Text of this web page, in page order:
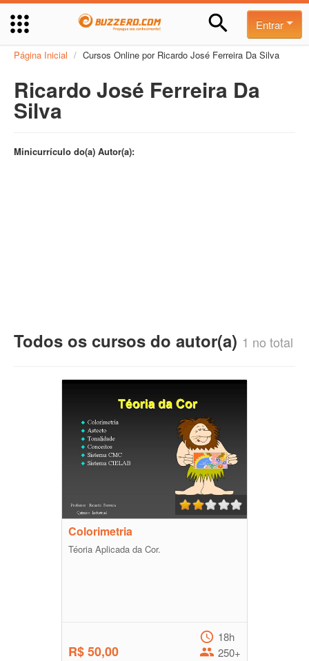
Entrar
Página Inicial / Cursos Online por Ricardo José Ferreira Da Silva
Ricardo José Ferreira Da
Silva
Minicurrículo do(a) Autor(a):
Todos os cursos do autor(a) 1 no total
Colorimetria
Téoria Aplicada da Cor.
R$ 50,00
18h
250+